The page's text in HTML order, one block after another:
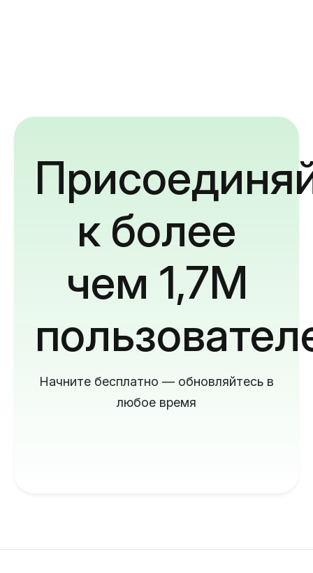
к более
чем 1,7M
Начните бесплатно — обновляйтесь в
любое время